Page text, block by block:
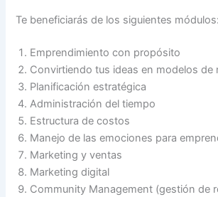
Te beneficiarás de los siguientes módulos:
Emprendimiento con propósito
Convirtiendo tus ideas en modelos de
Planificación estratégica
Administración del tiempo
Estructura de costos
Manejo de las emociones para
Marketing y ventas
Marketing digital
Community Management (gestión de